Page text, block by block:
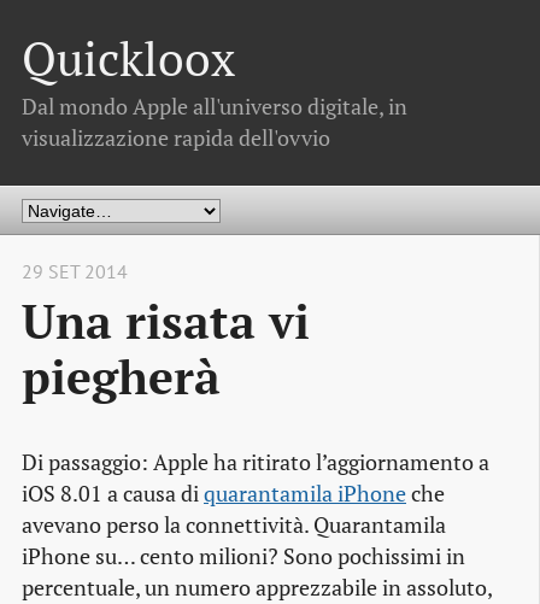
Quickloox
Dal mondo Apple all'universo digitale, in
visualizzazione rapida dell'ovvio
29 SET 2014
Una risata vi
piegherà
Di passaggio: Apple ha ritirato l’aggiornamento a
iOS 8.01 a causa diquarantamila iPhoneche
avevano perso la connettività. Quarantamila
iPhone su… cento milioni? Sono pochissimi in
percentuale, un numero apprezzabile in assoluto,